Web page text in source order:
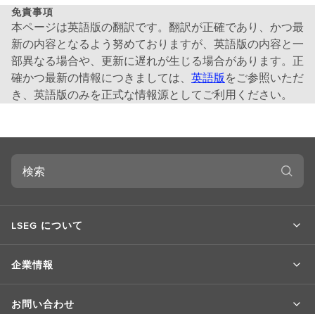
つ
い
て
免責事項
本ページは英語版の翻訳です。翻訳が正確であり、かつ最
新の内容となるよう努めておりますが、英語版の内容と一
部異なる場合や、更新に遅れが生じる場合があります。正
確かつ最新の情報につきましては、 英語版をご参照いただ
き、英語版のみを正式な情報源としてご利用ください。
検
LSEG について
企業情報
お問い合わせ